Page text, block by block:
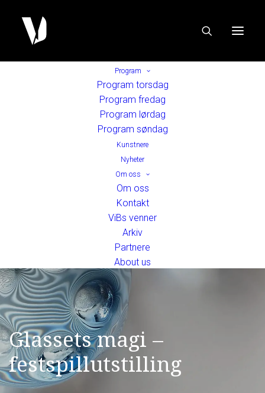
Program
Program torsdag
Program fredag
Program lørdag
Program søndag
Kunstnere
Nyheter
Om oss
Om oss
Kontakt
ViBs venner
Arkiv
Partnere
About us
Glassets magi –
festspillutstilling